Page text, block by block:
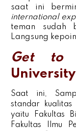
saat ini
international
teman sudah
Langsung
Get to
University
Saat ini,
standar
yaitu Fakultas
Fakultas Ilmu